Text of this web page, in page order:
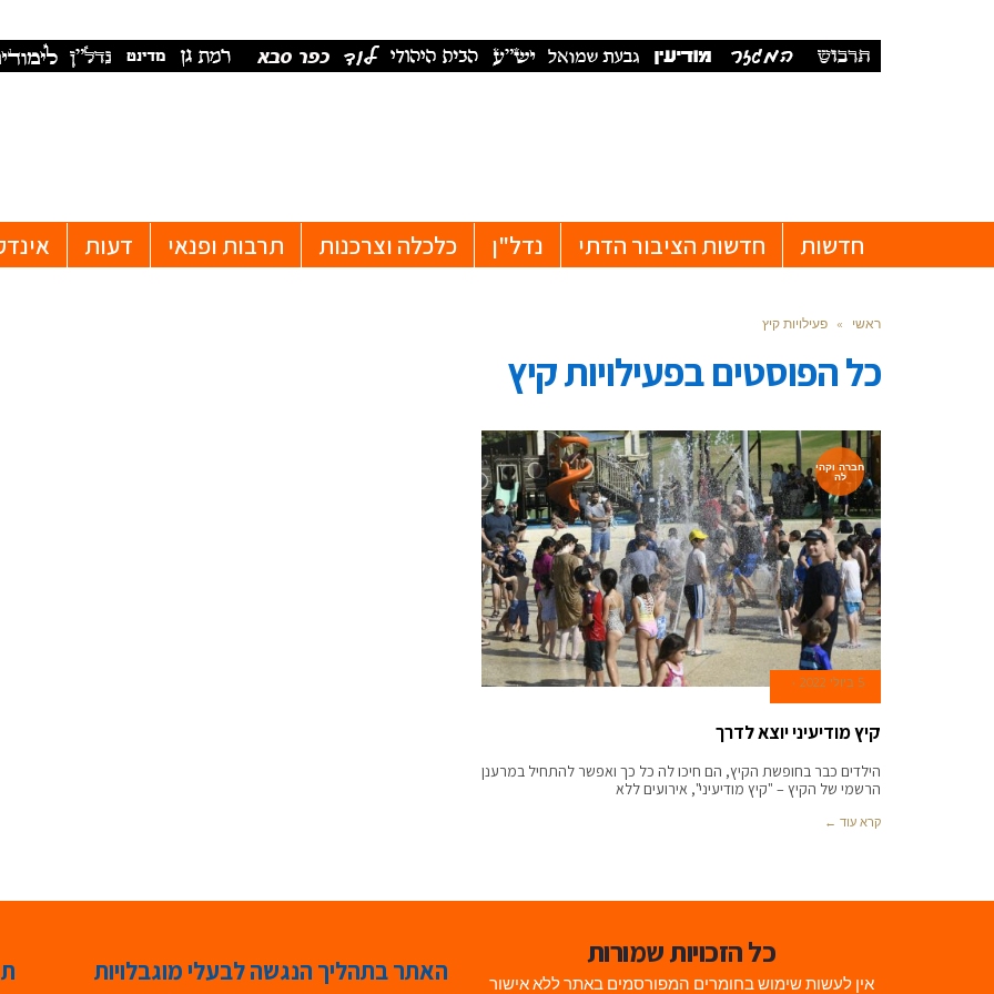
חדשות חדשות הציבור הדתי נדל"ן כלכלה וצרכנות תרבות ופנאי דעות
ראשי » פעילויות קיץ
כל הפוסטים בפעילויות קיץ
חברה וקהי
לה
5 ביולי 2022
קיץ מודיעיני יוצא לדרך
הילדים כבר בחופשת הקיץ, הם חיכו לה כל כך ואפשר להתחיל במרענן
הרשמי של הקיץ – "קיץ מודיעיני", אירועים ללא
קרא עוד ←
כל הזכויות שמורות
אין לעשות שימוש בחומרים המפורסמים באתר ללא אישור האתר בתהליך הנגשה לבעלי מוגבלויות